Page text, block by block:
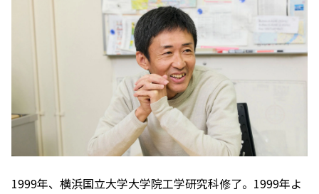
1999年、横浜国立大学大学院工学研究科修了。1999年よ